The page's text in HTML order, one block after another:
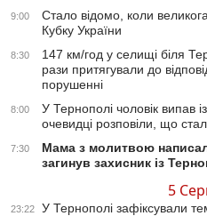
9:00
Стало відомо, коли
Кубку України
8:30
147 км/год у селищі біля
рази притягували до
порушенні
8:00
У Тернополі чоловік випав
очевидці розповіли, що
7:30
Мама з молитвою
загинув захисник із
5
23:22 У Тернополі зафіксували